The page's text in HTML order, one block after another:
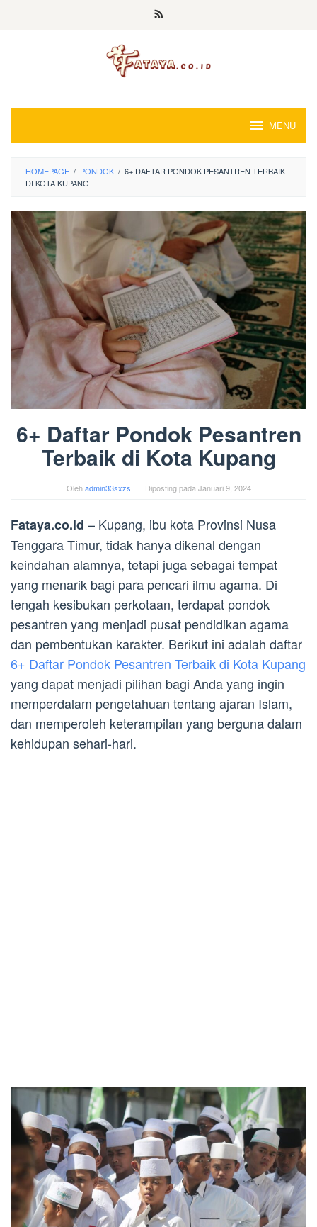
MENU
HOMEPAGE / PONDOK / 6+ DAFTAR PONDOK PESANTREN TERBAIK
DI KOTA KUPANG
6+ Daftar Pondok Pesantren
Terbaik di Kota Kupang
Olehadmin33sxzs Diposting pada Januari 9, 2024
Fataya.co.id – Kupang, ibu kota Provinsi Nusa
Tenggara Timur, tidak hanya dikenal dengan
keindahan alamnya, tetapi juga sebagai tempat
yang menarik bagi para pencari ilmu agama. Di
tengah kesibukan perkotaan, terdapat pondok
pesantren yang menjadi pusat pendidikan agama
dan pembentukan karakter. Berikut ini adalah daftar
6+ Daftar Pondok Pesantren Terbaik di Kota Kupang
yang dapat menjadi pilihan bagi Anda yang ingin
memperdalam pengetahuan tentang ajaran Islam,
dan memperoleh keterampilan yang berguna dalam
kehidupan sehari-hari.